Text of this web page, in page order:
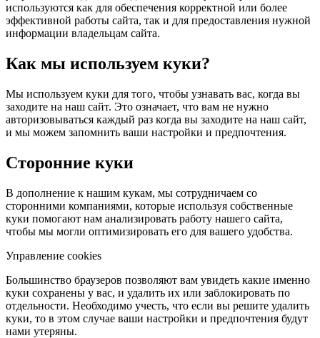
используются как для обеспечения корректной или более
эффективной работы сайта, так и для предоставления нужной
информации владельцам сайта.
Как мы используем куки?
Мы используем куки для того, чтобы узнавать вас, когда вы
заходите на наш сайт. Это означает, что вам не нужно
авторизовываться каждый раз когда вы заходите на наш сайт,
и мы можем запомнить ваши настройки и предпочтения.
Сторонние куки
В дополнение к нашим кукам, мы сотрудничаем со
сторонними компаниями, которые используя собственные
куки помогают нам анализировать работу нашего сайта,
чтобы мы могли оптимизировать его для вашего удобства.
Управление cookies
Большинство браузеров позволяют вам увидеть какие именно
куки сохранены у вас, и удалить их или заблокировать по
отдельности. Необходимо учесть, что если вы решите удалить
куки, то в этом случае ваши настройки и предпочтения будут
нами утеряны.